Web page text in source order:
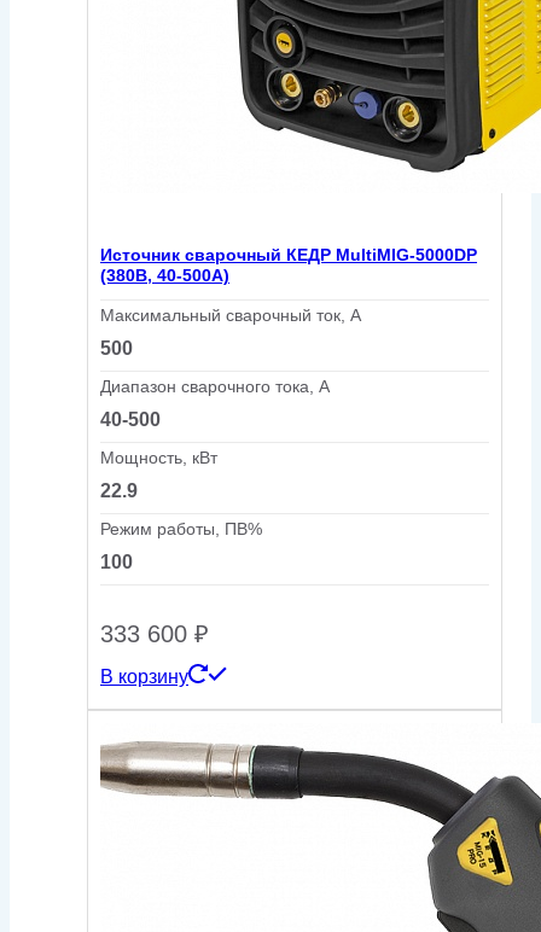
Источник сварочный КЕДР MultiMIG-5000DP
(380В, 40-500А)
Максимальный сварочный ток, А
500
Диапазон сварочного тока, А
40-500
Мощность, кВт
22.9
Режим работы, ПВ%
100
333 600 ₽
В корзину